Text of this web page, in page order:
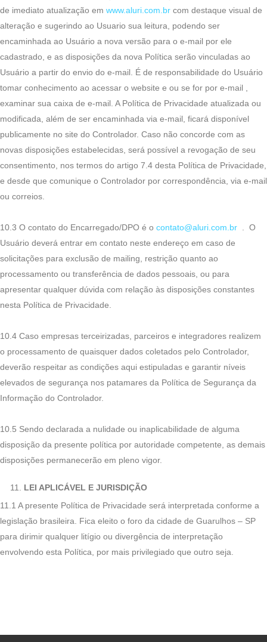
de imediato atualização em www.aluri.com.br com destaque visual de
alteração e sugerindo ao Usuario sua leitura, podendo ser
encaminhada ao Usuário a nova versão para o e-mail por ele
cadastrado, e as disposições da nova Política serão vinculadas ao
Usuário a partir do envio do e-mail. É de responsabilidade do Usuário
tomar conhecimento ao acessar o website e ou se for por e-mail ,
examinar sua caixa de e-mail. A Política de Privacidade atualizada ou
modificada, além de ser encaminhada via e-mail, ficará disponível
publicamente no site do Controlador. Caso não concorde com as
novas disposições estabelecidas, será possível a revogação de seu
consentimento, nos termos do artigo 7.4 desta Política de Privacidade,
e desde que comunique o Controlador por correspondência, via e-mail
ou correios.
10.3 O contato do Encarregado/DPO é o contato@aluri.com.br . O
Usuário deverá entrar em contato neste endereço em caso de
solicitações para exclusão de mailing, restrição quanto ao
processamento ou transferência de dados pessoais, ou para
apresentar qualquer dúvida com relação às disposições constantes
nesta Política de Privacidade.
10.4 Caso empresas terceirizadas, parceiros e integradores realizem
o processamento de quaisquer dados coletados pelo Controlador,
deverão respeitar as condições aqui estipuladas e garantir níveis
elevados de segurança nos patamares da Política de Segurança da
Informação do Controlador.
10.5 Sendo declarada a nulidade ou inaplicabilidade de alguma
disposição da presente política por autoridade competente, as demais
disposições permanecerão em pleno vigor.
LEI APLICÁVEL E JURISDIÇÃO
11.1 A presente Política de Privacidade será interpretada conforme a
legislação brasileira. Fica eleito o foro da cidade de Guarulhos – SP
para dirimir qualquer litígio ou divergência de interpretação
envolvendo esta Política, por mais privilegiado que outro seja.